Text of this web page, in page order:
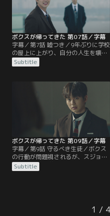
ボクスが帰ってきた 第07話／字幕
字幕／第7話 嘘つき／9年ぶりに学校
の屋上に上がり、自分の人生を壊し
たスジョンとセホを責めるボクス。
しかし、スジョンはボクスの言葉を
と嘘をつく始末。そんな2人の態度
に、ボクスの怒りは膨れ上がる。
Subtitle
ボクスが帰ってきた 第09話／字幕
字幕／第9話 守るべき生徒／ボクス
の行動が問題視されるが、スジョン
はボクスの退学処分に反対。さらに
スジョンは、再びボクスが問題を起
Subtitle
1